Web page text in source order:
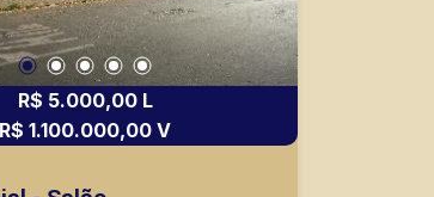
R$ 5.000,00 L
R$ 1.100.000,00 V